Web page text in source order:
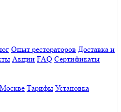
Опыт рестораторов Доставка и
Акции FAQ Сертификаты
Тарифы Установка